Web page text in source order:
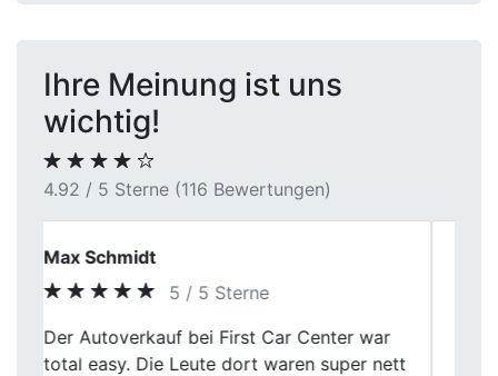
Ihre Meinung ist uns
wichtig!
4.92 / 5 Sterne (116 Bewertungen)
Thomas W.
5 / 5 Sterne
Der Verkauf meines Fahrzeugs verlief von
Anfang an strukturiert. Zustand,
Previous